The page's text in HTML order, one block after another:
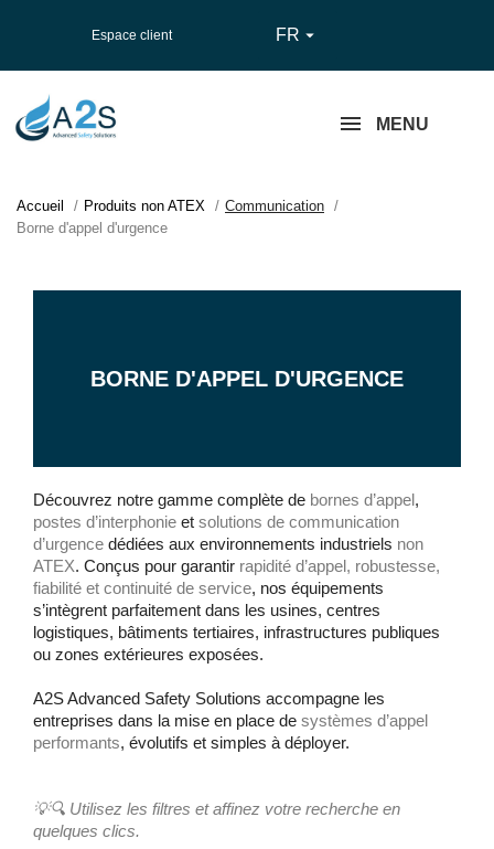
Espace client FR 
MENU
Accueil Produits non ATEX
Communication
Borne d'appel d'urgence
BORNE D'APPEL D'URGENCE
Découvrez notre gamme complète de bornes d’appel,
postes d’interphonie et solutions de communication
d’urgence dédiées aux environnements industriels non
ATEX. Conçus pour garantir rapidité d’appel, robustesse,
fiabilité et continuité de service, nos équipements
s’intègrent parfaitement dans les usines, centres
logistiques, bâtiments tertiaires, infrastructures publiques
ou zones extérieures exposées.
A2S Advanced Safety Solutions accompagne les
entreprises dans la mise en place de systèmes d’appel
performants, évolutifs et simples à déployer.
💡🔍 Utilisez les filtres et affinez votre recherche en
quelques clics.